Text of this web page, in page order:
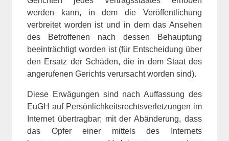
werden kann, in dem die Veröffentlichung
verbreitet worden ist und in dem das Ansehen
des Betroffenen nach dessen Behauptung
beeinträchtigt worden ist (für Entscheidung über
den Ersatz der Schäden, die in dem Staat des
angerufenen Gerichts verursacht worden sind).
Diese Erwägungen sind nach Auffassung des
EuGH auf Persönlichkeitsrechtsverletzungen im
Internet übertragbar; mit der Abänderung, dass
das Opfer einer mittels des Internets